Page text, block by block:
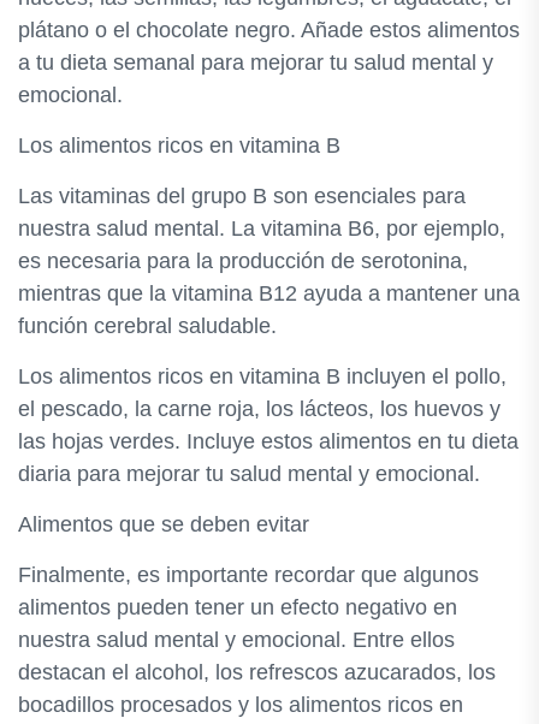
plátano o el chocolate negro. Añade estos alimentos
a tu dieta semanal para mejorar tu salud mental y
emocional.
Los alimentos ricos en vitamina B
Las vitaminas del grupo B son esenciales para
nuestra salud mental. La vitamina B6, por ejemplo,
es necesaria para la producción de serotonina,
mientras que la vitamina B12 ayuda a mantener una
función cerebral saludable.
Los alimentos ricos en vitamina B incluyen el pollo,
el pescado, la carne roja, los lácteos, los huevos y
las hojas verdes. Incluye estos alimentos en tu dieta
diaria para mejorar tu salud mental y emocional.
Alimentos que se deben evitar
Finalmente, es importante recordar que algunos
alimentos pueden tener un efecto negativo en
nuestra salud mental y emocional. Entre ellos
destacan el alcohol, los refrescos azucarados, los
bocadillos procesados y los alimentos ricos en